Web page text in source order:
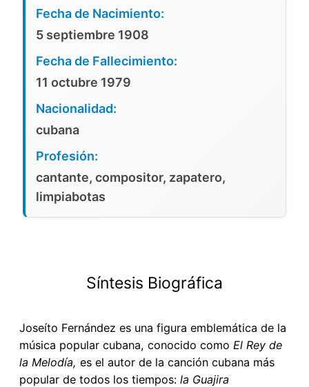
Fecha de Nacimiento:
5 septiembre 1908
Fecha de Fallecimiento:
11 octubre 1979
Nacionalidad:
cubana
Profesión:
cantante, compositor, zapatero,
limpiabotas
Síntesis Biográfica
Joseíto Fernández es una figura emblemática de la
música popular cubana, conocido como El Rey de
la Melodía, es el autor de la canción cubana más
popular de todos los tiempos: la Guajira